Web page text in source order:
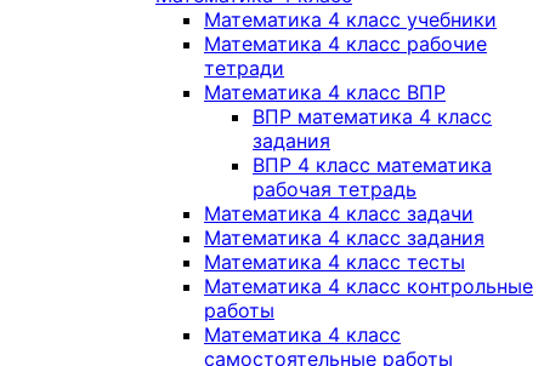
Математика 4 класс учебники
Математика 4 класс рабочие
тетради
Математика 4 класс ВПР
ВПР математика 4 класс
задания
ВПР 4 класс математика
рабочая тетрадь
Математика 4 класс задачи
Математика 4 класс задания
Математика 4 класс тесты
Математика 4 класс контрольные
работы
Математика 4 класс
самостоятельные работы